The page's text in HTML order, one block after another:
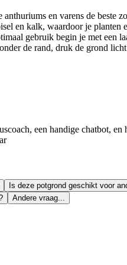
en varens de beste
en kalk, waardoor je planten
gebruik begin je met een
de rand, druk de grond
een handige chatbot, en
Is deze potgrond geschikt voor
Andere vraag...